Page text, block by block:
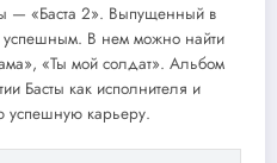
— «Баста 2». Выпущенный в
успешным. В нем можно найти
«Ты мой солдат». Альбом
Басты как исполнителя и
успешную карьеру.